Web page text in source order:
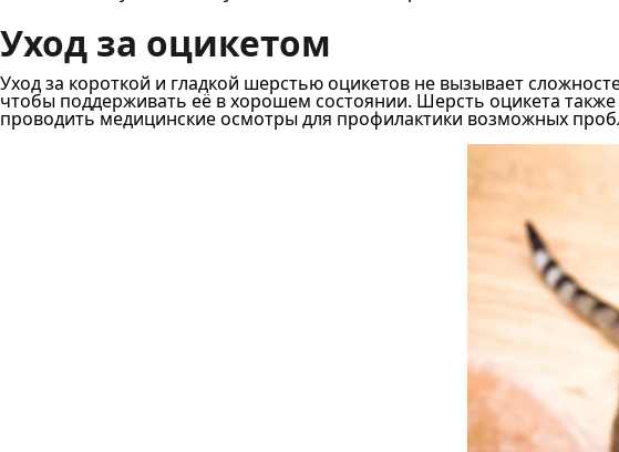
Уход за оцикетом
Уход за короткой и гладкой шерстью оцикетов не вызывает
чтобы поддерживать её в хорошем состоянии. Шерсть оцикета
проводить медицинские осмотры для профилактики возможных